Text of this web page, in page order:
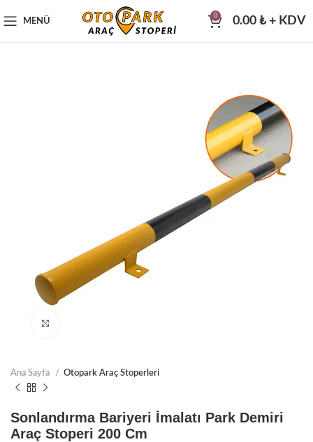
MENÜ
0 0.00 ₺+ KDV
Ana Sayfa Otopark Araç Stoperleri
Sonlandırma Bariyeri İmalatı Park Demiri
Araç Stoperi 200 Cm